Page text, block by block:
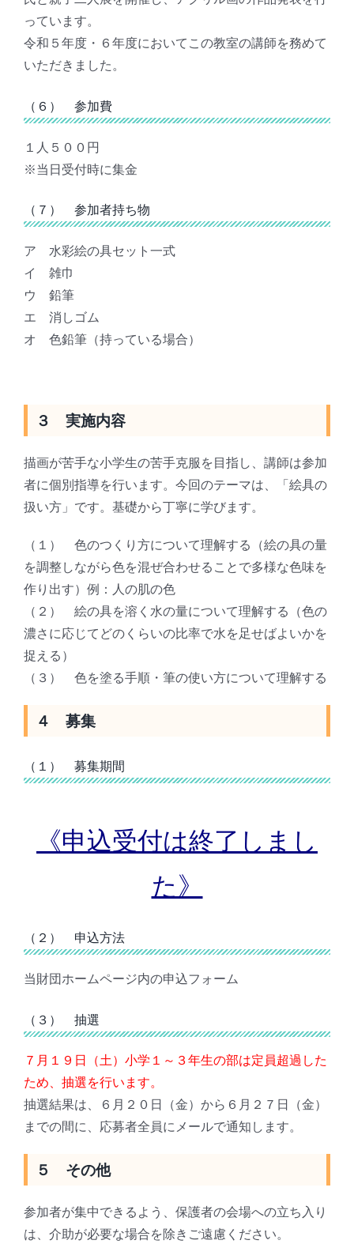
っています。
令和５年度・６年度においてこの教室の講師を務めて
いただきました。
（６） 参加費
１人５００円
※当日受付時に集金
（７） 参加者持ち物
ア 水彩絵の具セット一式
イ 雑巾
ウ 鉛筆
エ 消しゴム
オ 色鉛筆（持っている場合）
３ 実施内容
描画が苦手な小学生の苦手克服を目指し、講師は参加
者に個別指導を行います。今回のテーマは、「絵具の
扱い方」です。基礎から丁寧に学びます。
（１） 色のつくり方について理解する（絵の具の量
を調整しながら色を混ぜ合わせることで多様な色味を
作り出す）例：人の肌の色
（２） 絵の具を溶く水の量について理解する（色の
濃さに応じてどのくらいの比率で水を足せばよいかを
捉える）
（３） 色を塗る手順・筆の使い方について理解する
４ 募集
（１） 募集期間
《申込受付は終了しまし
た》
（２） 申込方法
当財団ホームページ内の申込フォーム
（３） 抽選
７月１９日（土）小学１～３年生の部は定員超過した
ため、抽選を行います。
抽選結果は、６月２０日（金）から６月２７日（金）
までの間に、応募者全員にメールで通知します。
５ その他
参加者が集中できるよう、保護者の会場への立ち入り
は、介助が必要な場合を除きご遠慮ください。